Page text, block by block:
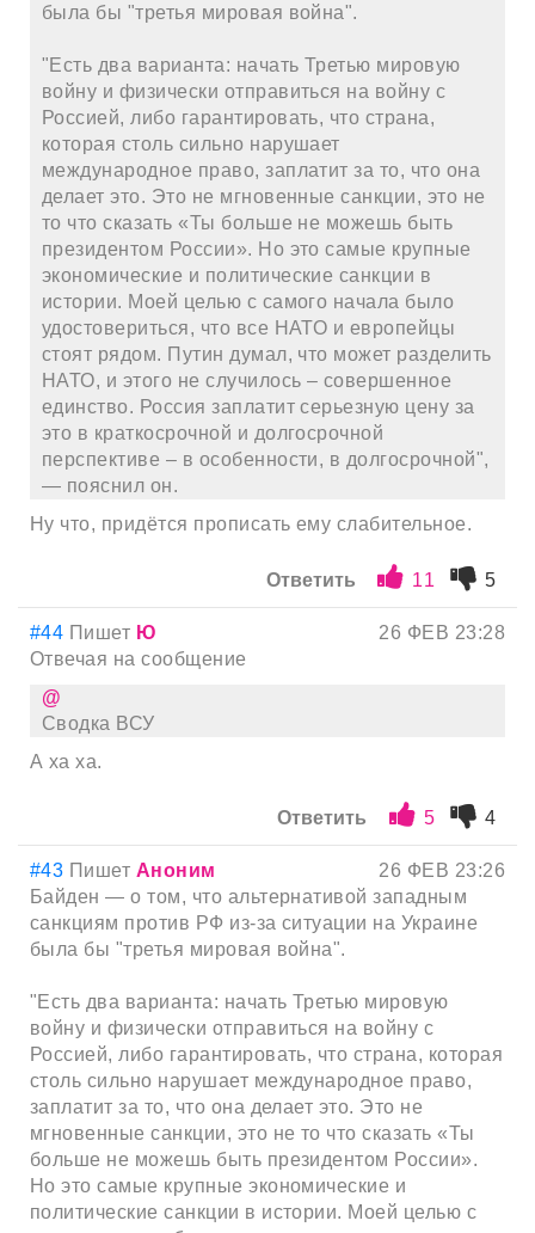
была бы "третья мировая война".
"Есть два варианта: начать Третью мировую
войну и физически отправиться на войну с
Россией, либо гарантировать, что страна,
которая столь сильно нарушает
международное право, заплатит за то, что она
делает это. Это не мгновенные санкции, это не
то что сказать «Ты больше не можешь быть
президентом России». Но это самые крупные
экономические и политические санкции в
истории. Моей целью с самого начала было
удостовериться, что все НАТО и европейцы
стоят рядом. Путин думал, что может разделить
НАТО, и этого не случилось – совершенное
единство. Россия заплатит серьезную цену за
это в краткосрочной и долгосрочной
перспективе – в особенности, в долгосрочной",
— пояснил он.
Ну что, придётся прописать ему слабительное.
Ответить 11 5
#44 Пишет Ю
26 ФЕВ 23:28
Отвечая на сообщение
@
Сводка ВСУ
А ха ха.
Ответить 5 4
#43 Пишет Аноним
26 ФЕВ 23:26
Байден — о том, что альтернативой западным
санкциям против РФ из-за ситуации на Украине
была бы "третья мировая война".
"Есть два варианта: начать Третью мировую
войну и физически отправиться на войну с
Россией, либо гарантировать, что страна, которая
столь сильно нарушает международное право,
заплатит за то, что она делает это. Это не
мгновенные санкции, это не то что сказать «Ты
больше не можешь быть президентом России».
Но это самые крупные экономические и
политические санкции в истории. Моей целью с